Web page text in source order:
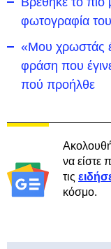
φωτογραφία
«Μου χρωστάς
φράση που
πού προήλθε
να είστε
τις
κόσμο.